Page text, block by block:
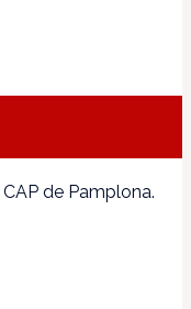
de Pamplona.